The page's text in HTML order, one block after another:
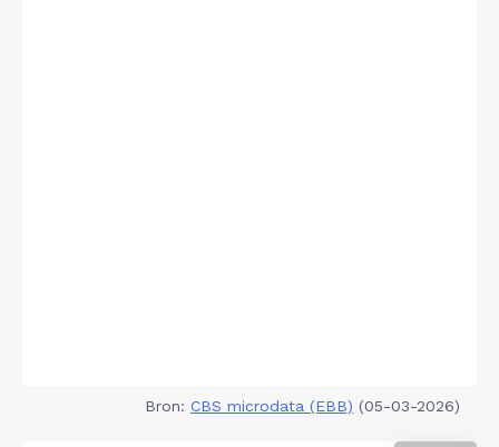
Bron: CBS microdata (EBB) (05-03-2026)